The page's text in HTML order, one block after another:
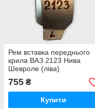
Рем вставка переднього
крила ВАЗ 2123 Нива
Шевроле (ліва)
755 ₴
Купити